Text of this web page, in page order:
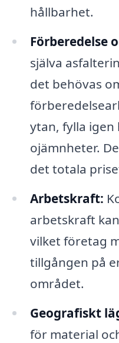
hållbarhet.
Förberedelse
själva
det behövas
ytan, fylla igen
ojämnheter.
det totala
Arbetskraft:
arbetskraft
vilket företag
tillgången på
området.
Geografiskt
för material